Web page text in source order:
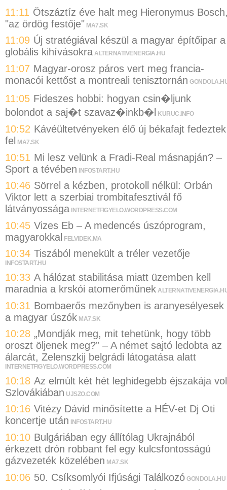
11:11 Ötszáztíz éve halt meg Hieronymus
"az ördög festője" MA7.SK
11:09 Új stratégiával készül a magyar építőipar a
globális kihívásokra ALTERNATIVENERGIA.HU
11:07 Magyar-orosz páros vert meg francia-
monacói kettőst a montreali tenisztornán
11:05 Fideszes hobbi: hogyan csin�ljunk
bolondot a saj�t szavaz�inkb�l KURUC.INFO
10:52 Kávéültetvényeken élő új békafajt fedeztek
fel
MA7.SK
10:51 Mi lesz velünk a Fradi-Real másnapján? –
Sport a tévében INFOSTART.HU
10:46 Sörrel a kézben, protokoll nélkül: Orbán
Viktor lett a szerbiai trombitafesztivál fő
látványossága INTERNETFIGYELO.WORDPRESS.COM
10:45 Vizes Eb – A medencés úszóprogram,
magyarokkal FELVIDEK.MA
10:34 Tiszából menekült a tréler vezetője
INFOSTART.HU
10:33 A hálózat stabilitása miatt üzemben kell
maradnia a krskói atomerőműnek
10:31 Bombaerős mezőnyben is aranyesélyesek
a magyar úszók MA7.SK
10:28 „Mondják meg, mit tehetünk, hogy több
oroszt öljenek meg?” – A német sajtó ledobta az
álarcát, Zelenszkij belgrádi látogatása alatt
INTERNETFIGYELO.WORDPRESS.COM
10:18 Az elmúlt két hét leghidegebb éjszakája
Szlovákiában UJSZO.COM
10:16 Vitézy Dávid minősítette a HÉV-et Dj Oti
koncertje után
INFOSTART.HU
10:10 Bulgáriában egy állítólag Ukrajnából
érkezett drón robbant fel egy kulcsfontosságú
gázvezeték közelében MA7.SK
10:06 50. Csíksomlyói Ifjúsági Találkozó GONDOLA.HU